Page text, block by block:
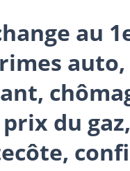
au
du